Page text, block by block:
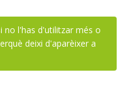
no l'has d'utilitzar més o
deixi d'aparèixer a